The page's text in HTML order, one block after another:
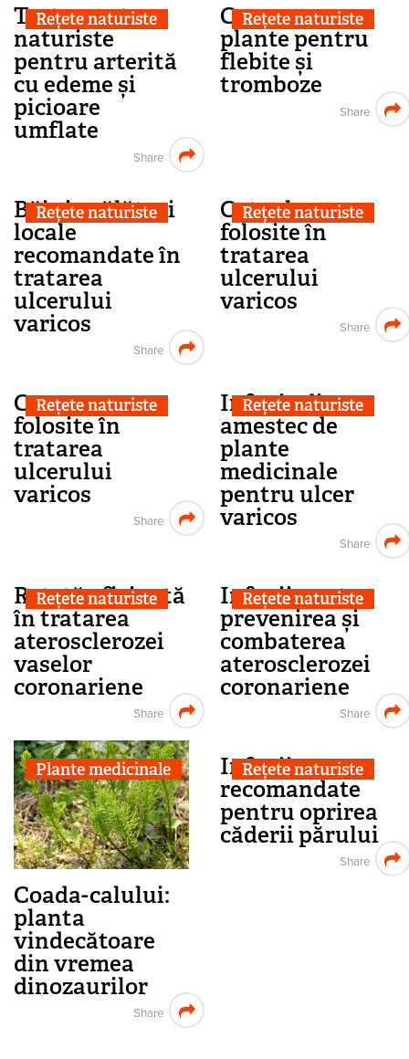
Rețete naturiste
Tratamente
naturiste
pentru arterită
cu edeme și
picioare
umflate
Share
Rețete naturiste
Comprese cu
plante pentru
flebite și
tromboze
Share
Rețete naturiste
Băi și spălături
locale
recomandate în
tratarea
ulcerului
varicos
Share
Rețete naturiste
Cataplasme
folosite în
tratarea
ulcerului
varicos
Share
Rețete naturiste
Comprese
folosite în
tratarea
ulcerului
varicos
Share
Rețete naturiste
Infuzie din
amestec de
plante
medicinale
pentru ulcer
varicos
Share
Rețete naturiste
Rețetă eficientă
în tratarea
aterosclerozei
vaselor
coronariene
Share
Rețete naturiste
Infuzii pentru
prevenirea și
combaterea
aterosclerozei
coronariene
Share
Plante medicinale
Coada-calului:
planta
vindecătoare
din vremea
dinozaurilor
Share
Rețete naturiste
Infuzii
recomandate
pentru oprirea
căderii părului
Share